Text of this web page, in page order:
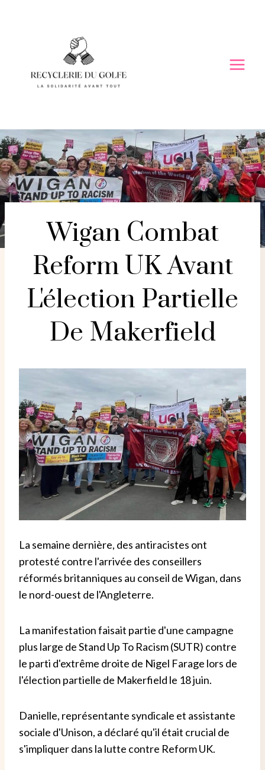
Wigan Combat
Reform UK Avant
L'élection Partielle
De Makerfield
La semaine dernière, des antiracistes ont
protesté contre l'arrivée des conseillers
réformés britanniques au conseil de Wigan, dans
le nord-ouest de l'Angleterre.
La manifestation faisait partie d'une campagne
plus large de Stand Up To Racism (SUTR) contre
le parti d'extrême droite de Nigel Farage lors de
l'élection partielle de Makerfield le 18 juin.
Danielle, représentante syndicale et assistante
sociale d'Unison, a déclaré qu'il était crucial de
s'impliquer dans la lutte contre Reform UK.